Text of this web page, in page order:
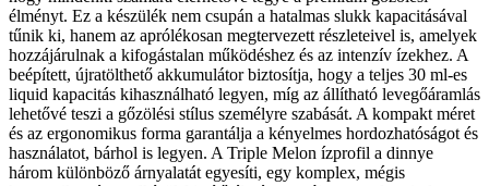
élményt. Ez a készülék nem csupán a hatalmas slukk kapacitásával
tűnik ki, hanem az aprólékosan megtervezett részleteivel is, amelyek
hozzájárulnak a kifogástalan működéshez és az intenzív ízekhez. A
beépített, újratölthető akkumulátor biztosítja, hogy a teljes 30 ml-es
liquid kapacitás kihasználható legyen, míg az állítható levegőáramlás
lehetővé teszi a gőzölési stílus személyre szabását. A kompakt méret
és az ergonomikus forma garantálja a kényelmes hordozhatóságot és
használatot, bárhol is legyen. A Triple Melon ízprofil a dinnye
három különböző árnyalatát egyesíti, egy komplex, mégis